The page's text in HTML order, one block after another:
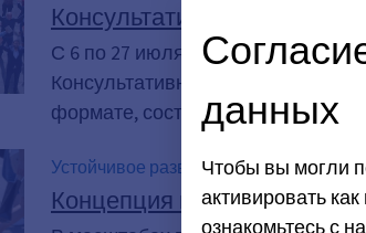
Консультативный совет по
С 6 по 27 июля около 24 422
Консультативный совет по
формате, составила 5,7 процента.
Устойчивое развитие, Мобильность,
Концепция пешеходного
данных
Чтобы вы могли
активировать
ознакомьтесь с